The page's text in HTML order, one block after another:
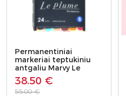
Permanentiniai
markeriai teptukiniu
antgaliu Marvy Le
Plume…
38.50 €
55.00 €